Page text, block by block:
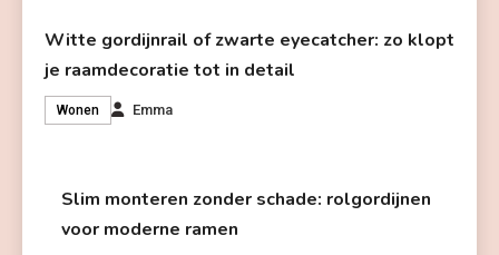
Witte gordijnrail of zwarte eyecatcher: zo klopt
je raamdecoratie tot in detail
Wonen Emma
Slim monteren zonder schade: rolgordijnen
voor moderne ramen